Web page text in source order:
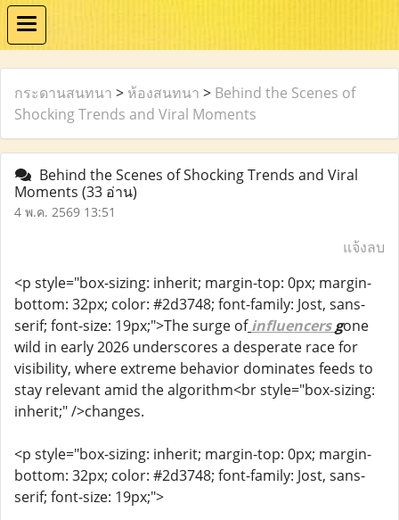
กระดานสนทนา > ห้องสนทนา > Behind the Scenes of
Shocking Trends and Viral Moments
Behind the Scenes of Shocking Trends and Viral
Moments (33 อ่าน)
4 พ.ค. 2569 13:51
แจ้งลบ
<p style="box-sizing: inherit; margin-top: 0px; margin-
bottom: 32px; color: #2d3748; font-family: Jost, sans-
serif; font-size: 19px;">The surge of influencersgone
wild in early 2026 underscores a desperate race for
visibility, where extreme behavior dominates feeds to
stay relevant amid the algorithm<br style="box-sizing:
inherit;" />changes.
<p style="box-sizing: inherit; margin-top: 0px; margin-
bottom: 32px; color: #2d3748; font-family: Jost, sans-
serif; font-size: 19px;">